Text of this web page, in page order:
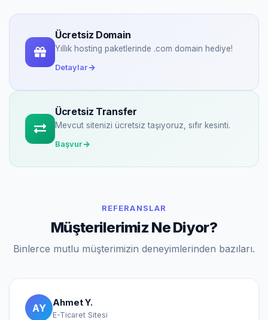
Ücretsiz Domain
Yıllık hosting paketlerinde .com domain hediye!
Detaylar
Ücretsiz Transfer
Mevcut sitenizi ücretsiz taşıyoruz, sıfır kesinti.
Başvur
REFERANSLAR
Müşterilerimiz Ne Diyor?
Binlerce mutlu müşterimizin deneyimlerinden bazıları.
AY Ahmet Y.
E-Ticaret Sitesi